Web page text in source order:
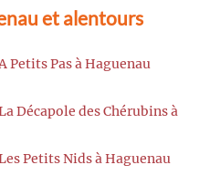
et alentours
Pas à Haguenau
Décapole des Chérubins à
Petits Nids à Haguenau